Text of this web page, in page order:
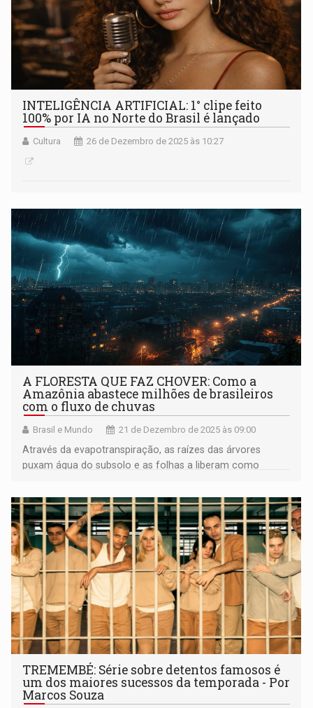
INTELIGÊNCIA ARTIFICIAL: 1° clipe feito
100% por IA no Norte do Brasil é lançado
Cultura 26 de Dezembro de 2025 às 10:27
A FLORESTA QUE FAZ CHOVER: Como a
Amazônia abastece milhões de brasileiros
com o fluxo de chuvas
Brasil e Mundo 21 de Dezembro de 2025 às 09:00
Através da evapotranspiração, as raízes das árvores
puxam água do subsolo e as folhas a liberam como
TREMEMBÉ: Série sobre detentos famosos é
um dos maiores sucessos da temporada - Por
Marcos Souza